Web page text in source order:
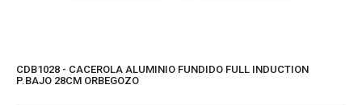
CDB1028 - CACEROLA ALUMINIO FUNDIDO FULL INDUCTION
P.BAJO 28CM ORBEGOZO